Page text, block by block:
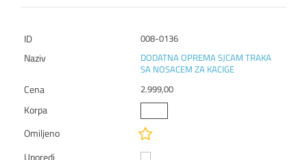
008-0136
DODATNA OPREMA SJCAM TRAKA
SA NOSACEM ZA KACIGE
2.999,00